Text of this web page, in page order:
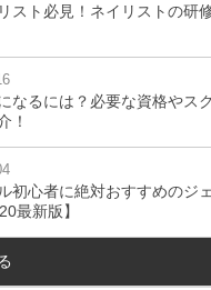
スト必見！ネイリストの研
なるには？必要な資格やス
！
初心者に絶対おすすめのジ
最新版】